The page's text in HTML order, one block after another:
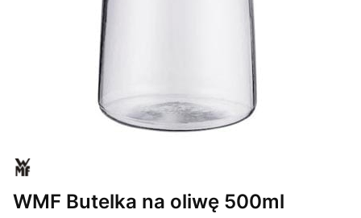
WMF Butelka na oliwę 500ml